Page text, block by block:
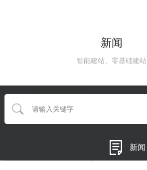
新闻
智能建站、零基础建站
新闻